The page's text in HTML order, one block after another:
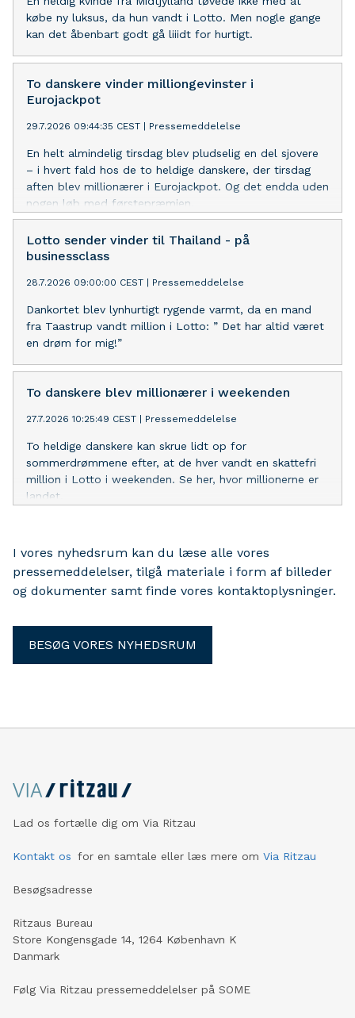
købe ny luksus, da hun vandt i Lotto. Men nogle gange
kan det åbenbart godt gå liiidt for hurtigt.
To danskere vinder milliongevinster i
Eurojackpot
29.7.2026 09:44:35 CEST Pressemeddelelse
En helt almindelig tirsdag blev pludselig en del sjovere
– i hvert fald hos de to heldige danskere, der tirsdag
aften blev millionærer i Eurojackpot. Og det endda uden
nogen løb med førstepræmien.
Lotto sender vinder til Thailand - på
businessclass
28.7.2026 09:00:00 CEST Pressemeddelelse
Dankortet blev lynhurtigt rygende varmt, da en mand
fra Taastrup vandt million i Lotto: ” Det har altid været
en drøm for mig!”
To danskere blev millionærer i weekenden
27.7.2026 10:25:49 CEST Pressemeddelelse
To heldige danskere kan skrue lidt op for
sommerdrømmene efter, at de hver vandt en skattefri
million i Lotto i weekenden. Se her, hvor millionerne er
landet.
I vores nyhedsrum kan du læse alle vores
pressemeddelelser, tilgå materiale i form af billeder
og dokumenter samt finde vores kontaktoplysninger.
BESØG VORES NYHEDSRUM
Lad os fortælle dig om Via Ritzau
Kontakt os for en samtale eller læs mere om Via Ritzau
Besøgsadresse
Ritzaus Bureau
Store Kongensgade 14, 1264 København K
Danmark
Følg Via Ritzau pressemeddelelser på SOME